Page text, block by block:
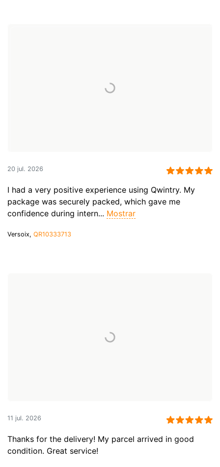
20 jul. 2026
I had a very positive experience using Qwintry. My
package was securely packed, which gave me
confidence during intern... Mostrar
Versoix, QR10333713
11 jul. 2026
Thanks for the delivery! My parcel arrived in good
condition. Great service!